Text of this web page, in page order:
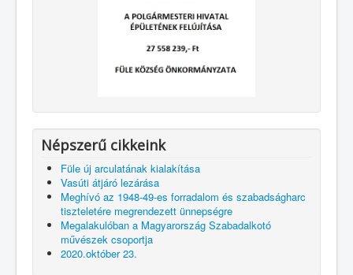
Népszerű cikkeink
Füle új arculatának kialakítása
Vasúti átjáró lezárása
Meghívó az 1948-49-es forradalom és szabadságharc
tiszteletére megrendezett ünnepségre
Megalakulóban a Magyarország Szabadalkotó
művészek csoportja
2020.október 23.